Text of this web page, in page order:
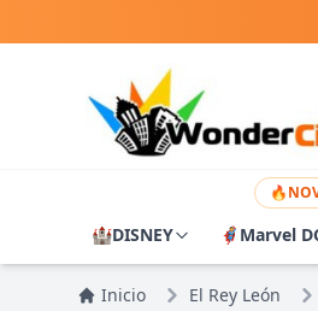
🔥
🏰DISNEY 🦸 Marvel
Inicio El Rey León